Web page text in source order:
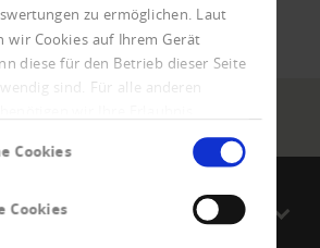
zu ermöglichen. Laut
wir Cookies auf Ihrem Gerät
diese für den Betrieb dieser Seite
sind. Für alle anderen
Cookies
Cookies